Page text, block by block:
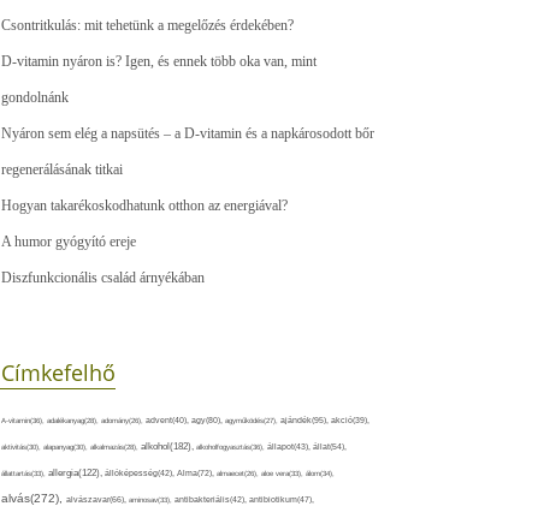
Csontritkulás: mit tehetünk a megelőzés érdekében?
D-vitamin nyáron is? Igen, és ennek több oka van, mint
gondolnánk
Nyáron sem elég a napsütés – a D-vitamin és a napkárosodott bőr
regenerálásának titkai
Hogyan takarékoskodhatunk otthon az energiával?
A humor gyógyító ereje
Diszfunkcionális család árnyékában
Címkefelhő
A-vitamin(36), adalékanyag(28), adomány(26), advent(40), agy(80), agyműködés(27), ajándék(95), akció(39),
aktivitás(30), alapanyag(30), alkalmazás(28), alkohol(182), alkoholfogyasztás(36), állapot(43), állat(54),
állattartás(33), allergia(122), állóképesség(42), Alma(72), almaecet(26), aloe vera(33), álom(34),
alvás(272), alvászavar(66), aminosav(33), antibakteriális(42), antibiotikum(47),